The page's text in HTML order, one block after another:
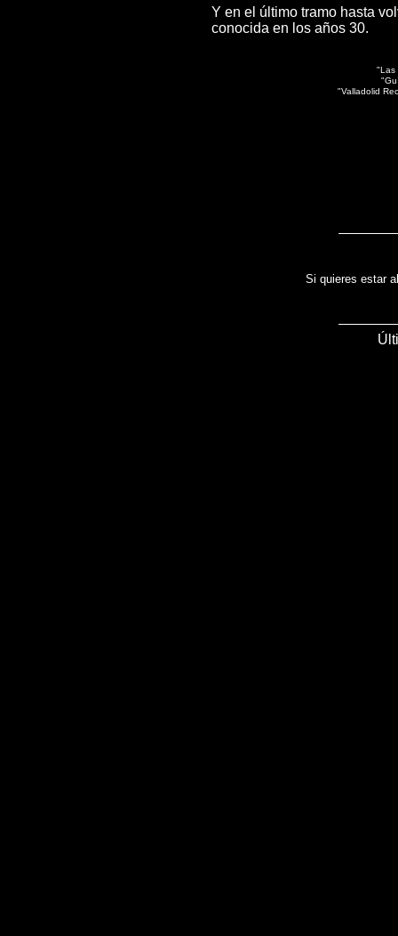
Y en el último tramo hasta
conocida en los años 30.
"Las
"Valladolid
Si quieres estar